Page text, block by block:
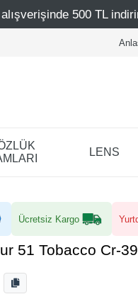
TL indirim
LENS
Ücretsiz Kargo
51 Tobacco Cr-